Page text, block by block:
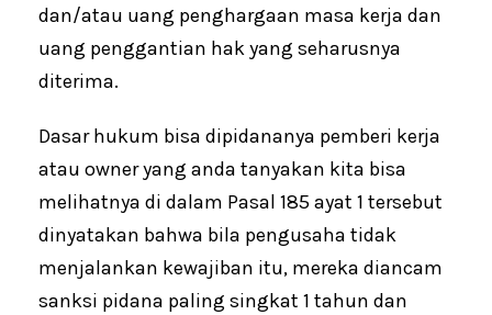
dan/atau uang penghargaan masa kerja dan
uang penggantian hak yang seharusnya
diterima.
Dasar hukum bisa dipidananya pemberi kerja
atau owner yang anda tanyakan kita bisa
melihatnya di dalam Pasal 185 ayat 1 tersebut
dinyatakan bahwa bila pengusaha tidak
menjalankan kewajiban itu, mereka diancam
sanksi pidana paling singkat 1 tahun dan